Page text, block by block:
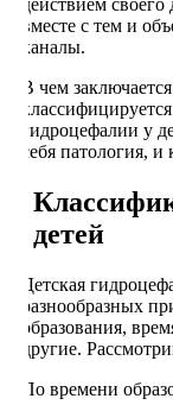
вместе с тем и
каналы.
В чем
гидроцефалии у
себя патология,
детей
Детская
разнообразных
образования,
другие.
По времени